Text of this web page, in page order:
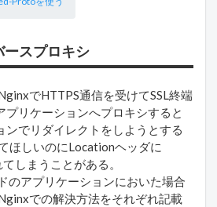
ースプロキシ
でHTTPS通信を受けてSSL終端
プリケーションへプロキシすると
ンでリダイレクトをしようとする
ほしいのにLocationヘッダに
しまうことがある。
のアプリケーションにおいた場合
での解決方法をそれぞれ記載